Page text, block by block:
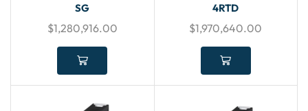
SG
$1,280,916.00
4RTD
$1,970,640.00